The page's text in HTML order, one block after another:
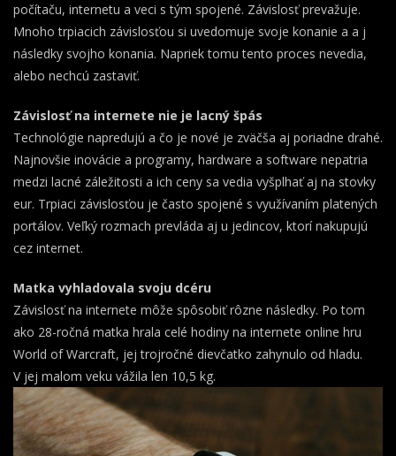
počítaču, internetu a veci s tým spojené. Závislosť prevažuje.
Mnoho trpiacich závislosťou si uvedomuje svoje konanie a a j
následky svojho konania. Napriek tomu tento proces nevedia,
alebo nechcú zastaviť.
Závislosť na internete nie je lacný špás
Technológie napredujú a čo je nové je zväčša aj poriadne drahé.
Najnovšie inovácie a programy, hardware a software nepatria
medzi lacné záležitosti a ich ceny sa vedia vyšplhať aj na stovky
eur. Trpiaci závislosťou je často spojené s využívaním platených
portálov. Veľký rozmach prevláda aj u jedincov, ktorí nakupujú
cez internet.
Matka vyhladovala svoju dcéru
Závislosť na internete môže spôsobiť rôzne následky. Po tom
ako 28-ročná matka hrala celé hodiny na internete online hru
World of Warcraft, jej trojročné dievčatko zahynulo od hladu.
V jej malom veku vážila len 10,5 kg.